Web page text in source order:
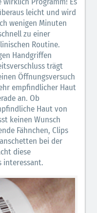
leicht und wird
wenigen Minuten
zu einer
Routine.
Handgriffen
trägt
Öffnungsversuch
empfindlicher Haut
an. Ob
Haut von
keinen Wunsch
Fähnchen, Clips
bei der
diese
interessant.